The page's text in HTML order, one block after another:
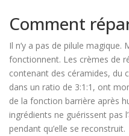
Comment
Il n’y a pas de pilule magique.
fonctionnent. Les crèmes de
contenant des céramides, du
dans un ratio de 3:1:1, ont
de la fonction barrière après
ingrédients ne guérissent pas
pendant qu’elle se reconstruit.